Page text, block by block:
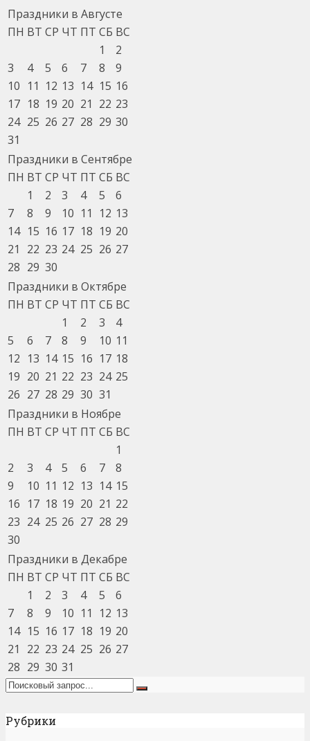
Праздники в Августе
ПН ВТ СР ЧТ ПТ СБ ВС
1
2
3
4 5 6 7 8
9
10 11 12 13 14 15 16
17 18 19 20 21 22 23
24 25 26 27 28 29 30
31
Праздники в Сентябре
ПН ВТ СР ЧТ ПТ СБ ВС
1
2 3 4 5
6
7
8 9 10 11 12 13
14 15 16 17 18 19 20
21
22 23 24 25 26 27
28 29 30
Праздники в Октябре
ПН ВТ СР ЧТ ПТ СБ ВС
1
2 3
4
5
6 7 8 9 10 11
12 13 14 15 16 17 18
19 20 21 22 23 24 25
26 27 28 29 30 31
Праздники в Ноябре
ПН ВТ СР ЧТ ПТ СБ ВС
1
2
3 4 5 6 7
8
9
10 11 12 13 14 15
16 17 18 19 20 21 22
23 24 25 26 27 28 29
30
Праздники в Декабре
ПН ВТ СР ЧТ ПТ СБ ВС
1
2 3 4 5
6
7
8 9 10 11 12 13
14 15 16 17 18 19 20
21
22 23 24 25 26 27
28 29 30 31
Рубрики